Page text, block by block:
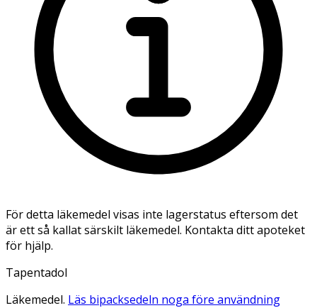
För detta läkemedel visas inte lagerstatus eftersom det
är ett så kallat särskilt läkemedel. Kontakta ditt apoteket
för hjälp.
Tapentadol
Läkemedel. Läs bipacksedeln noga före användning